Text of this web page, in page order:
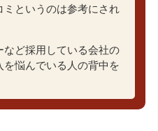
というのは参考にされ
ど採用している会社の
悩んでいる人の背中を